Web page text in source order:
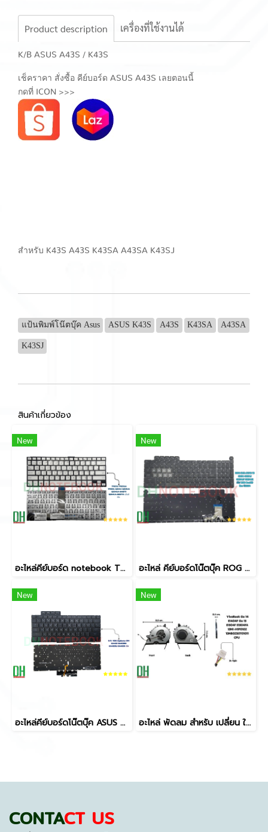
Product description เครื่องที่ใช้งานได้
K/B ASUS A43S / K43S
เช็คราคา สั่งซื้อ คีย์บอร์ด ASUS A43S เลยตอนนี้
กดที่ ICON >>>
สำหรับ K43S A43S K43SA A43SA K43SJ
แป้นพิมพ์โน๊ตบุ๊ค Asus ASUS K43S A43S K43SA A43SA
K43SJ
สินค้าเกี่ยวข้อง
New
อะไหล่คีย์บอร์ด notebook TP301U แป้นสีเงิน (Silver) ตรงรุ่น เกรดคุณภาพ
New
อะไหล่ คีย์บอร์ดโน๊ตบุ๊ค ROG Strix SCAR 18 (ปี 2024) ตรงรุ่น G834 / G834J / G834JY / G834JZ มีไฟ Per-Key RGB Backlit
New
อะไหล่คีย์บอร์ดโน๊ตบุ๊ค ASUS ROG Zephyrus G14 (GA402 Series) มีไฟ RGB/Backlight ตรงรุ่น
New
อะไหล่ พัดลม สำหรับ เปลี่ยน ใช้ทดแทน VivoBook Go 14 E1404F Go 15 E1504F E1504FA 13N1-H1P0102 13NB0ZS0T01011 CPU 5V 4PIN
CONTACT US